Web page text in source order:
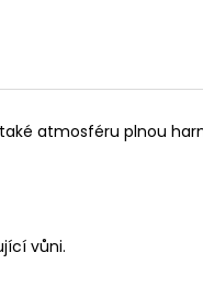
atmosféru plnou
vůni.